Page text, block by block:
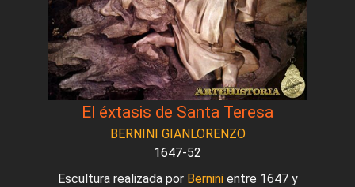
El éxtasis de Santa Teresa
BERNINI GIANLORENZO
1647-52
Escultura realizada por Berninientre 1647 y